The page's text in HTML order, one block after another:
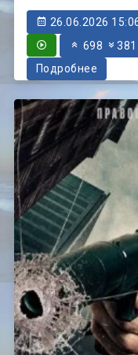
26.06.2026
698
381
Подробнее